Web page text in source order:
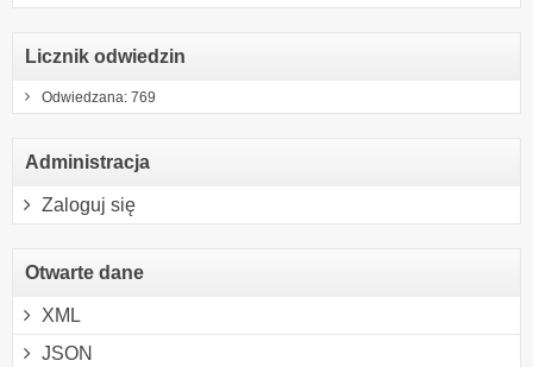
Licznik odwiedzin
Odwiedzana: 769
Administracja
Zaloguj się
Otwarte dane
XML
JSON